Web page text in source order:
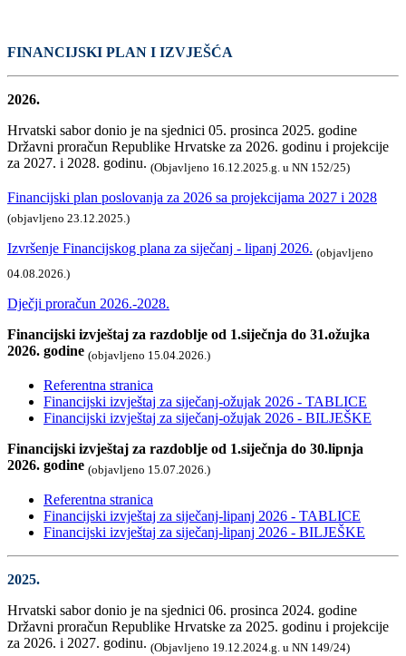
FINANCIJSKI PLAN I IZVJEŠĆA
2026.
Hrvatski sabor donio je na sjednici 05. prosinca 2025. godine
Državni proračun Republike Hrvatske za 2026. godinu i projekcije
za 2027. i 2028. godinu. (Objavljeno 16.12.2025.g. u NN 152/25)
Financijski plan poslovanja za 2026 sa projekcijama 2027 i 2028
(objavljeno 23.12.2025.)
Izvršenje Financijskog plana za siječanj - lipanj 2026. (objavljeno
04.08.2026.)
Dječji proračun 2026.-2028.
Financijski izvještaj za razdoblje od 1.siječnja do 31.ožujka
2026. godine (objavljeno 15.04.2026.)
Referentna stranica
Financijski izvještaj za siječanj-ožujak 2026 - TABLICE
Financijski izvještaj za siječanj-ožujak 2026 - BILJEŠKE
Financijski izvještaj za razdoblje od 1.siječnja do 30.lipnja
2026. godine (objavljeno 15.07.2026.)
Referentna stranica
Financijski izvještaj za siječanj-lipanj 2026 - TABLICE
Financijski izvještaj za siječanj-lipanj 2026 - BILJEŠKE
2025.
Hrvatski sabor donio je na sjednici 06. prosinca 2024. godine
Državni proračun Republike Hrvatske za 2025. godinu i projekcije
za 2026. i 2027. godinu. (Objavljeno 19.12.2024.g. u NN 149/24)